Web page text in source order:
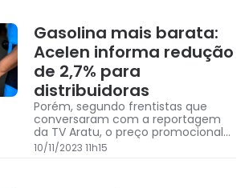
Gasolina mais barata:
Acelen informa redução
de 2,7% para
distribuidoras
Porém, segundo frentistas que
conversaram com a reportagem
da TV Aratu, o preço promocional
deve permanecer por poucos dias
10/11/2023 11h15